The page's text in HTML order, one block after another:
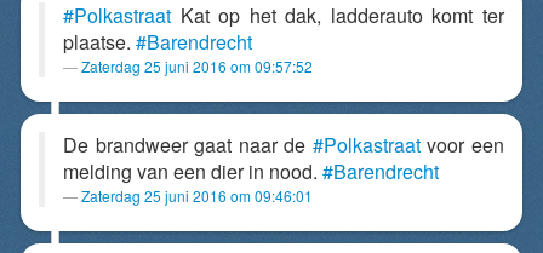
#Polkastraat Kat op het dak, ladderauto komt ter
plaatse. #Barendrecht
Zaterdag 25 juni 2016 om 09:57:52
De brandweer gaat naar de #Polkastraatvoor een
melding van een dier in nood. #Barendrecht
Zaterdag 25 juni 2016 om 09:46:01